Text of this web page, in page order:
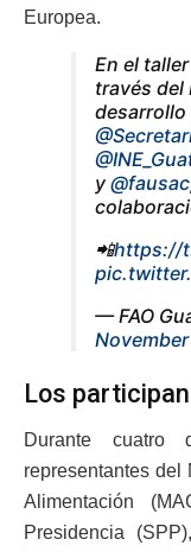
Europea.
En el
través del
desarrollo
y @fausac
📲https://
— FAO
Los
Durante cuatro
representantes del
Alimentación
Presidencia